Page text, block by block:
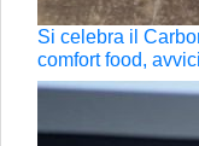
Si celebra il
comfort food,